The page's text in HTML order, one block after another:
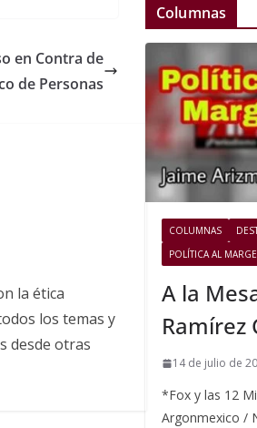
en Contra de
de Personas
la ética
los temas y
desde otras
Columnas
COLUMNAS
POLÍTICA AL
A la
Ramírez
14 de julio de
*Fox y las 12
Argonmexico /